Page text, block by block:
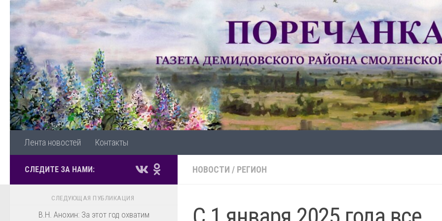
Перейти к содержимому
Лента новостей Контакты
НОВОСТИ / РЕГИОН
СЛЕДИТЕ ЗА НАМИ:
СЛЕДУЮЩАЯ ПУБЛИКАЦИЯ
В.Н. Анохин: За этот год охватим